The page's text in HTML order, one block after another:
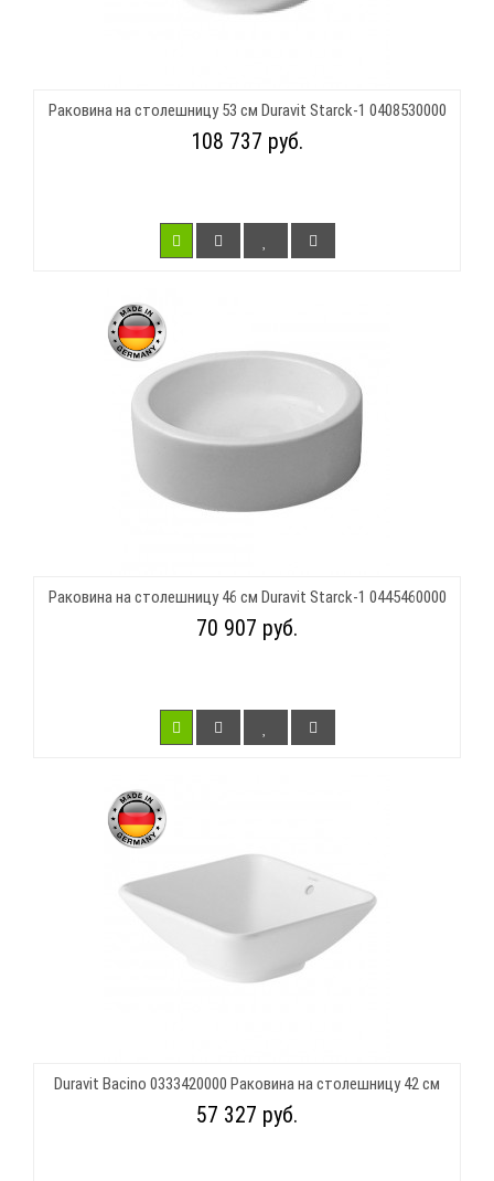
Раковина на столешницу 53 см Duravit Starck-1 0408530000
108 737 руб.
Раковина на столешницу 46 см Duravit Starck-1 0445460000
70 907 руб.
Duravit Bacino 0333420000 Раковина на столешницу 42 см
57 327 руб.